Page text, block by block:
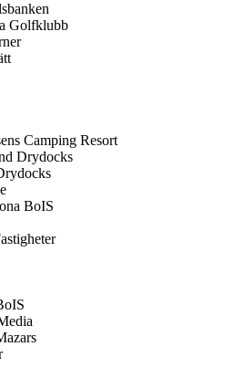
Golfklubb
Camping Resort
Drydocks
BoIS